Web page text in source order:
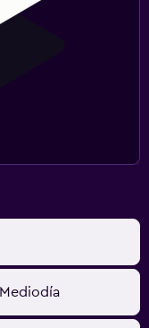
Mediodía